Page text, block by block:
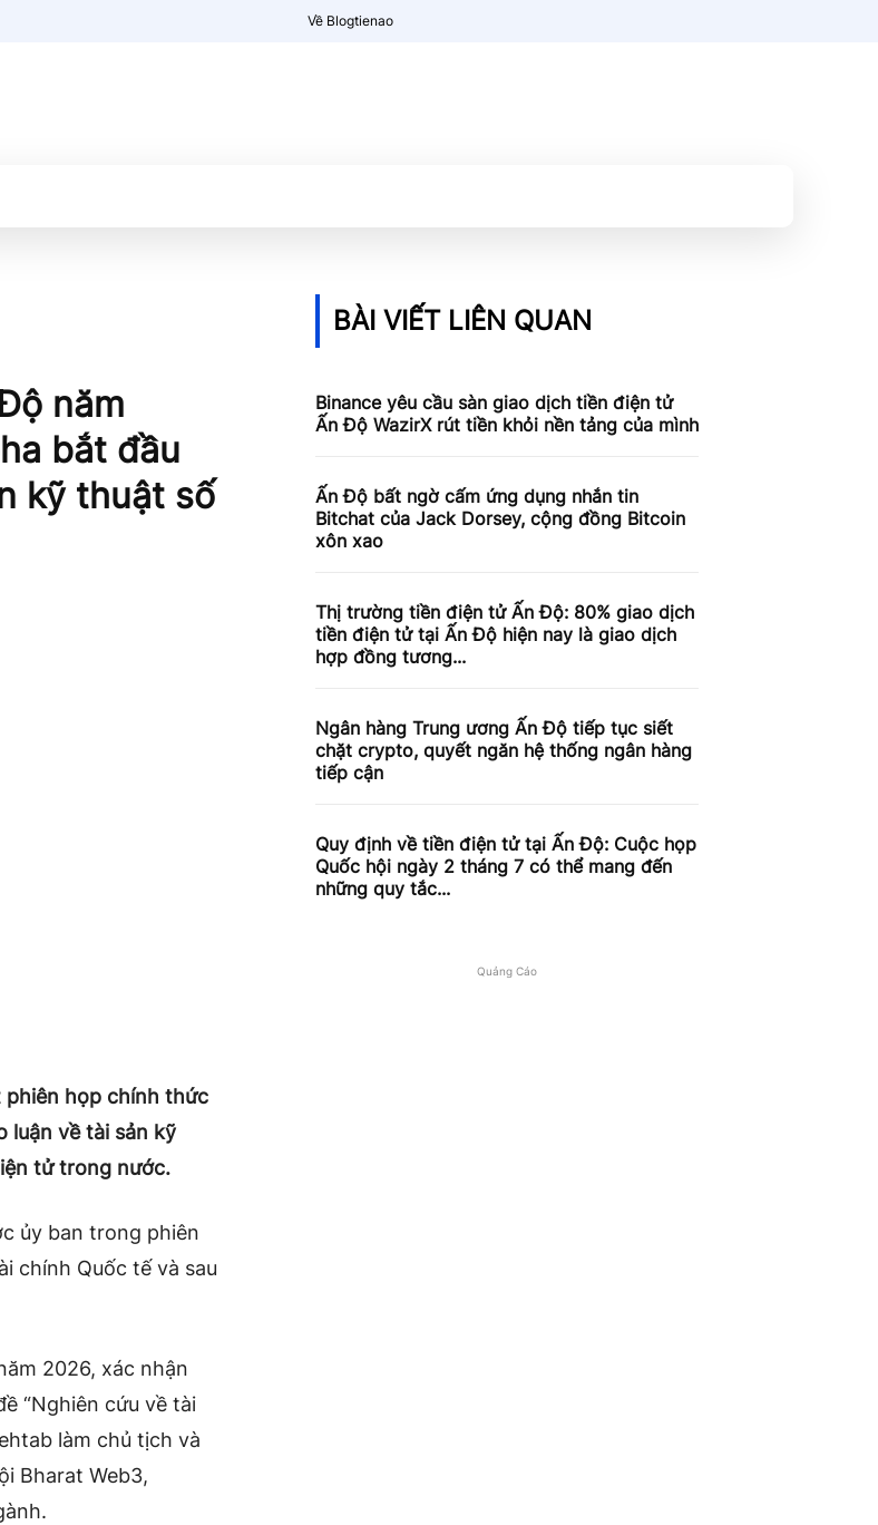
Về Blogtienao
năm
bắt đầu
kỹ thuật số
họp chính thức
luận về tài sản kỹ
tử trong nước.
ủy ban trong phiên
chính Quốc tế và sau
2026, xác nhận
“Nghiên cứu về tài
làm chủ tịch và
Bharat Web3,
BÀI VIẾT LIÊN QUAN
Binance yêu cầu sàn giao dịch tiền điện tử
Ấn Độ WazirX rút tiền khỏi nền tảng của mình
Ấn Độ bất ngờ cấm ứng dụng nhắn tin
Bitchat của Jack Dorsey, cộng đồng Bitcoin
xôn xao
Thị trường tiền điện tử Ấn Độ: 80% giao dịch
tiền điện tử tại Ấn Độ hiện nay là giao dịch
hợp đồng tương...
Ngân hàng Trung ương Ấn Độ tiếp tục siết
chặt crypto, quyết ngăn hệ thống ngân hàng
tiếp cận
Quy định về tiền điện tử tại Ấn Độ: Cuộc họp
Quốc hội ngày 2 tháng 7 có thể mang đến
những quy tắc...
Quảng Cáo